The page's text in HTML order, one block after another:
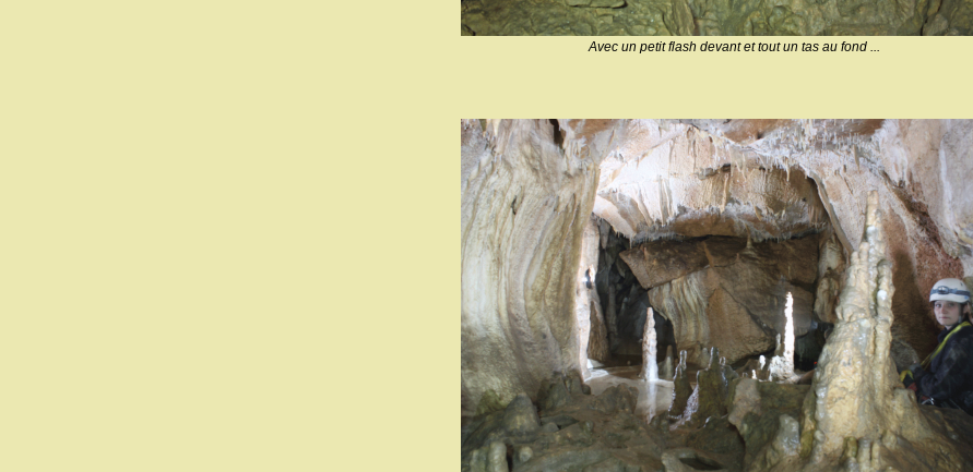
Avec un petit flash devant et tout un tas au fond ...